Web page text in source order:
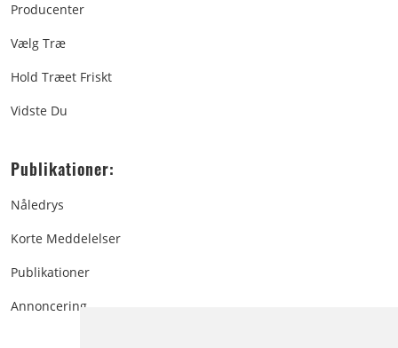
Producenter
Vælg Træ
Hold Træet Friskt
Vidste Du
Publikationer:
Nåledrys
Korte Meddelelser
Publikationer
Annoncering